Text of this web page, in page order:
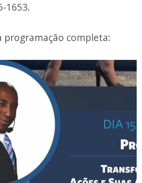
1653.
programação completa: